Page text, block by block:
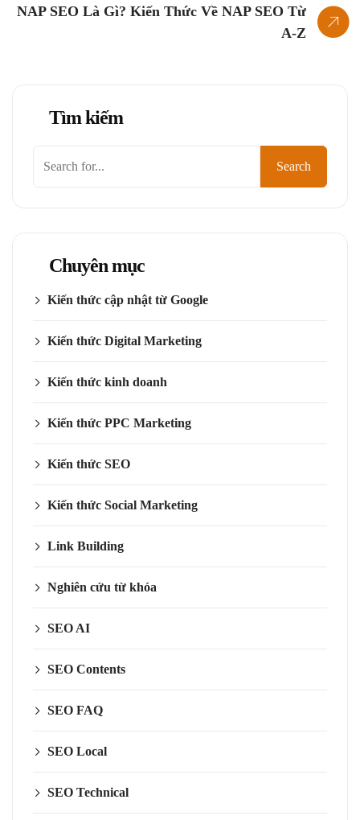
NAP SEO Là Gì? Kiến Thức Về NAP SEO Từ
A-Z
Tìm kiếm
Search
Chuyên mục
Kiến thức cập nhật từ Google
Kiến thức Digital Marketing
Kiến thức kinh doanh
Kiến thức PPC Marketing
Kiến thức SEO
Kiến thức Social Marketing
Link Building
Nghiên cứu từ khóa
SEO AI
SEO Contents
SEO FAQ
SEO Local
SEO Technical